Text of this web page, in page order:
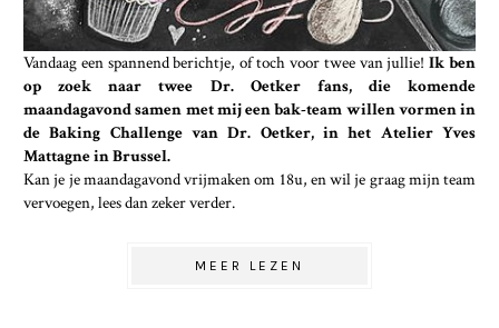
Vandaag een spannend berichtje, of toch voor twee van jullie!Ik ben
op zoek naar twee Dr. Oetker fans, die komende
maandagavond samen met mij een bak-team willen vormen in
de Baking Challenge van Dr. Oetker, in het Atelier Yves
Mattagne in Brussel.
Kan je je maandagavond vrijmaken om 18u, en wil je graag mijn team
vervoegen, lees dan zeker verder.
MEER LEZEN